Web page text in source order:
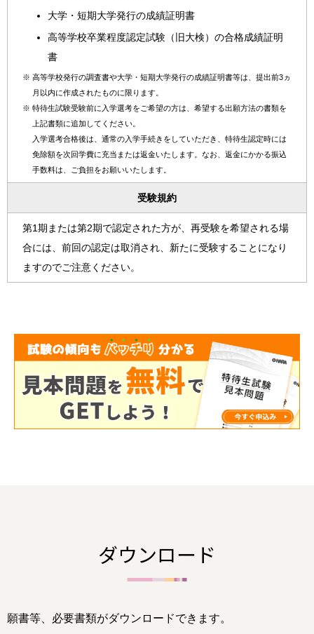
大学・短期大学発行の成績証明書
高等学校卒業程度認定試験（旧大検）の合格成績証明
書
※ 高等学校発行の調査書や大学・短期大学発行の成績証明書等は、提出前3ヵ
月以内に作成されたものに限ります。
※ 特待生試験受験前に入学選考をご希望の方は、希望する出願方法の書類を
上記書類に追加してください。
入学選考合格後は、通常の入学手続きをしていただき、特待生認定時には
免除額を次回学費に充当または返金いたします。なお、返金にかかる振込
手数料は、ご負担をお願いいたします。
受験規約
第1期または第2期で認定された方が、再受験を希望される場
合には、前回の認定は取消され、新たに受験することになり
ますのでご注意ください。
ダウンロード
願書等、必要書類がダウンロードできます。